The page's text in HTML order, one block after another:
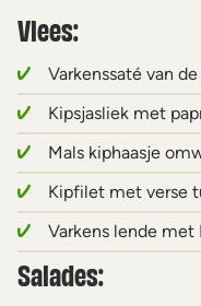
Vlees:
Varkenssaté van de
Kipsjasliek met
Mals kiphaasje
Kipfilet met verse
Varkens lende met
Salades: